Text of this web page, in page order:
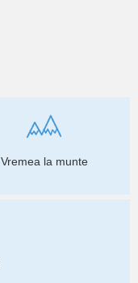
Vremea la munte